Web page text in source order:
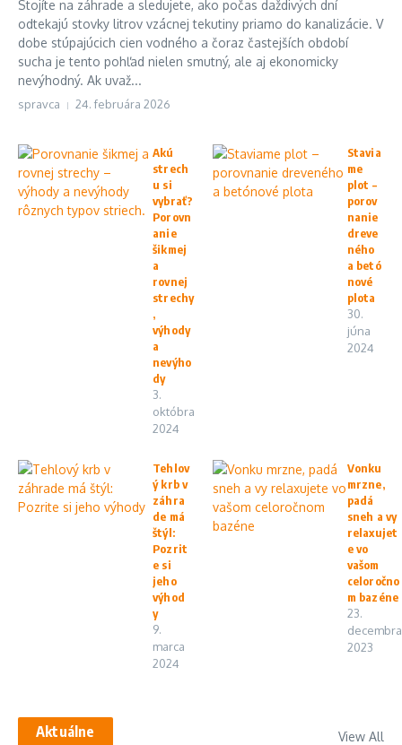
Stojíte na záhrade a sledujete, ako počas daždivých dní
odtekajú stovky litrov vzácnej tekutiny priamo do kanalizácie. V
dobe stúpajúcich cien vodného a čoraz častejších období
sucha je tento pohľad nielen smutný, ale aj ekonomicky
nevýhodný. Ak uvaž...
spravca 24. februára 2026
Akú
strech
u si
vybrať?
Porovn
anie
šikmej
a
rovnej
strechy
,
výhody
a
nevýho
dy
3.
októbra
2024
Stavia
me
plot –
porov
nanie
dreve
ného
a betó
nové
plota
30.
júna
2024
Tehlov
ý krb v
záhra
de má
štýl:
Pozrit
e si
jeho
výhod
y
9.
marca
2024
Vonku
mrzne,
padá
sneh a vy
relaxujet
e vo
vašom
celoročno
m bazéne
23.
decembra
2023
Aktuálne View All